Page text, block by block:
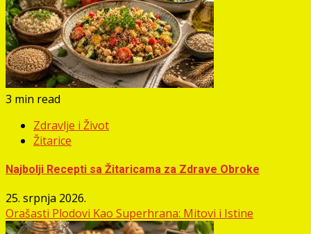
3 min read
Zdravlje i Život
Žitarice
Najbolji Recepti sa Žitaricama za Zdrave Obroke
25. srpnja 2026.
Orašasti Plodovi Kao Superhrana: Mitovi i Istine